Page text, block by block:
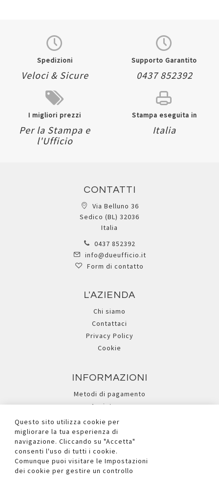
Spedizioni
Veloci & Sicure
Supporto Garantito
0437 852392
I migliori prezzi
Per la Stampa e
l'Ufficio
Stampa eseguita in
Italia
CONTATTI
Via Belluno 36
Sedico (BL) 32036
Italia
0437 852392
info@dueufficio.it
Form di contatto
L'AZIENDA
Chi siamo
Contattaci
Privacy Policy
Cookie
INFORMAZIONI
Metodi di pagamento
Assistenza
Ricerca avanzata
I NOSTRI SOCIAL
Questo sito utilizza cookie per
migliorare la tua esperienza di
navigazione. Cliccando su "Accetta"
consenti l'uso di tutti i cookie.
Comunque puoi visitare le Impostazioni
dei cookie per gestire un controllo